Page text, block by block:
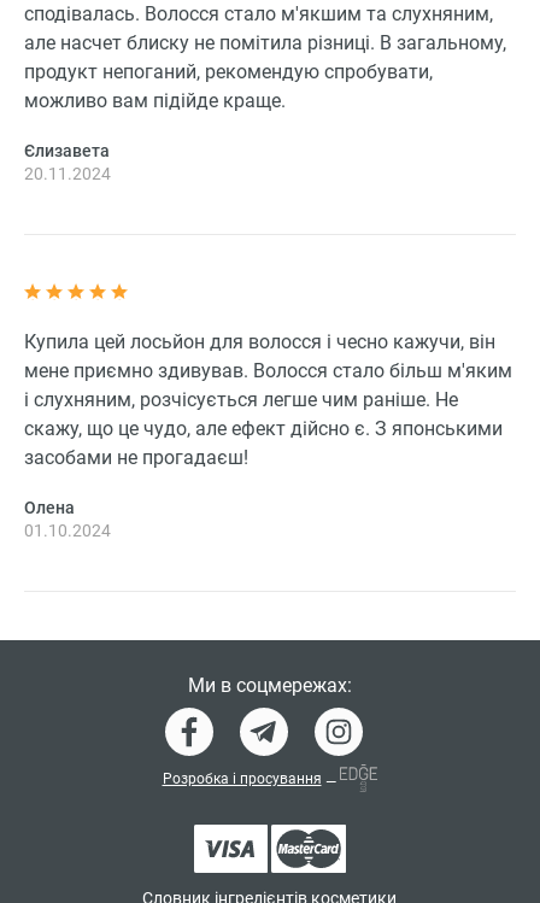
сподівалась. Волосся стало м'якшим та слухняним,
але насчет блиску не помітила різниці. В загальному,
продукт непоганий, рекомендую спробувати,
можливо вам підійде краще.
Єлизавета
20.11.2024
Купила цей лосьйон для волосся і чесно кажучи, він
мене приємно здивував. Волосся стало більш м'яким
і слухняним, розчісується легше чим раніше. Не
скажу, що це чудо, але ефект дійсно є. З японськими
засобами не прогадаєш!
Олена
01.10.2024
Словник інгредієнтів косметики
Ми в соцмережах:
Розробка і просування —